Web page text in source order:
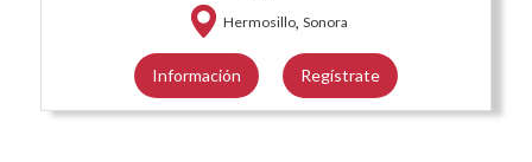
Hermosillo, Sonora
Información Regístrate